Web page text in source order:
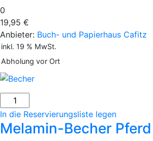
Wissensgebiete.
Menge
0
19,95 €
Anbieter: Buch- und Papierhaus Cafitz
inkl. 19 % MwSt.
Abholung vor Ort
Melamin-
Becher
Pferd
Menge
In die Reservierungsliste legen
Melamin-Becher Pferd